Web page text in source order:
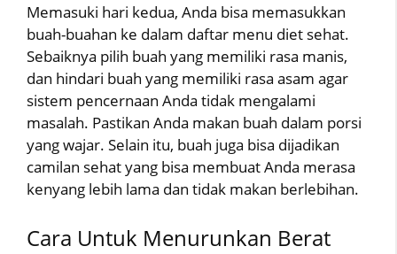
Memasuki hari kedua, Anda bisa memasukkan
buah-buahan ke dalam daftar menu diet sehat.
Sebaiknya pilih buah yang memiliki rasa manis,
dan hindari buah yang memiliki rasa asam agar
sistem pencernaan Anda tidak mengalami
masalah. Pastikan Anda makan buah dalam porsi
yang wajar. Selain itu, buah juga bisa dijadikan
camilan sehat yang bisa membuat Anda merasa
kenyang lebih lama dan tidak makan berlebihan.
Cara Untuk Menurunkan Berat